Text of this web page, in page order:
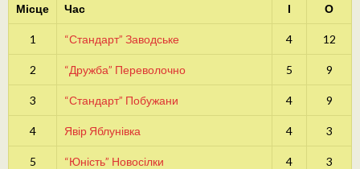
Місце Час І О
1 “Стандарт” Заводське 4 12
2 “Дружба” Переволочно 5 9
3 “Стандарт” Побужани 4 9
4 Явір Яблунівка 4 3
5 “Юність” Новосілки 4 3